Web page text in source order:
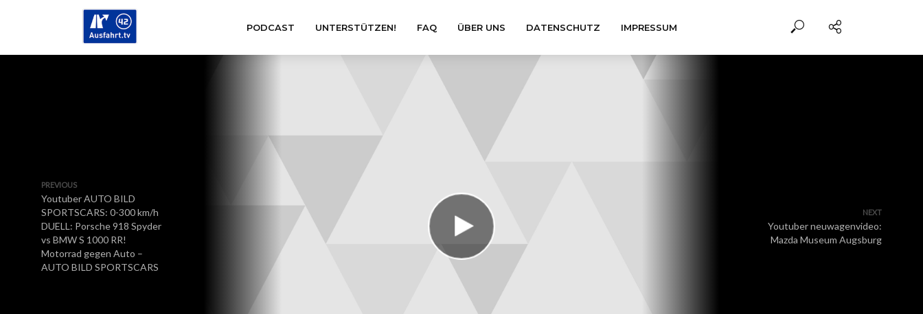
PODCAST UNTERSTÜTZEN! FAQ ÜBER UNS DATENSCHUTZ IMPRESSUM
PREVIOUS
Youtuber AUTO BILD
SPORTSCARS: 0-300 km/h
DUELL: Porsche 918 Spyder
vs BMW S 1000 RR!
Motorrad gegen Auto –
AUTO BILD SPORTSCARS
NEXT
Youtuber neuwagenvideo:
Mazda Museum Augsburg